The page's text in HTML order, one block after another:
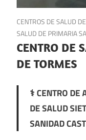
11 de julio de 2025
CENTROS DE SALUD
SALUD DE PRIMARIA
CENTRO DE
DE TORMES
⚕️ CENTRO DE
DE SALUD
SANIDAD